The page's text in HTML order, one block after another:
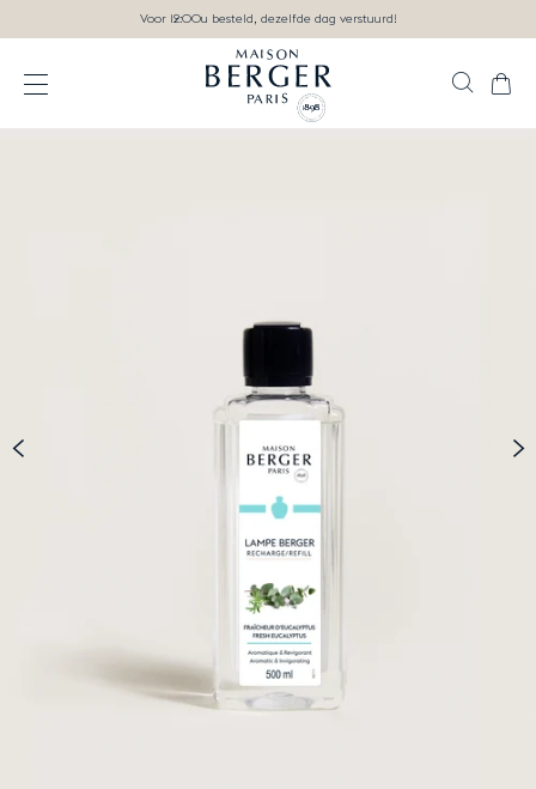
Voor 12:00u besteld, dezelfde dag verstuurd!
Open het menu Zoek